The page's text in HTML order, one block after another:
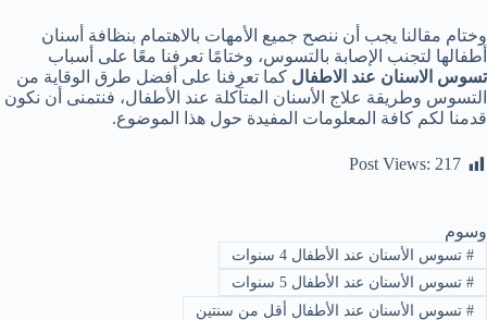
وختام مقالنا يجب أن ننصح جميع الأمهات بالاهتمام بنظافة أسنان
أطفالها لتجنب الإصابة بالتسوس، وختامًا تعرفنا معًا على أسباب
تسوس الاسنان عند الاطفال كما تعرفنا على أفضل طرق الوقاية من
التسوس وطريقة علاج الأسنان المتآكلة عند الأطفال، فنتمنى أن نكون
قدمنا لكم كافة المعلومات المفيدة حول هذا الموضوع.
Post Views: 217
وسوم
#تسوس الأسنان عند الأطفال 4 سنوات
#تسوس الأسنان عند الأطفال 5 سنوات
#تسوس الأسنان عند الأطفال أقل من سنتين